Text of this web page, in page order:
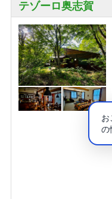
テゾーロ奥志賀